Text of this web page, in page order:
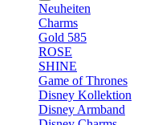
Neuheiten
Charms
Gold 585
ROSE
SHINE
Game of Thrones
Disney Kollektion
Disney Armband